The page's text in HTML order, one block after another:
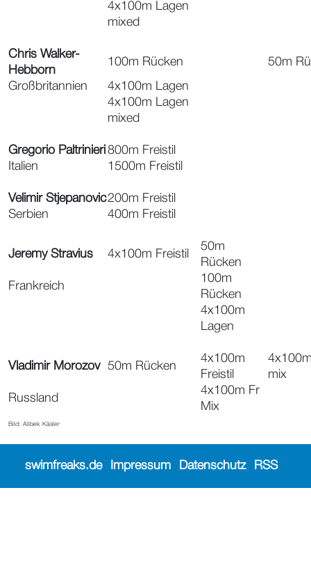
4x100m Lagen
mixed
Chris Walker-
Hebborn
100m Rücken 50m
Großbritannien
4x100m Lagen
4x100m Lagen
mixed
Gregorio Paltrinieri800m Freistil
Italien
1500m Freistil
Velimir Stjepanovic200m Freistil
Serbien
400m Freistil
Jeremy Stravius 4x100m Freistil
50m
Rücken
Frankreich
100m
Rücken
4x100m
Lagen
Vladimir Morozov 50m Rücken
4x100m
Freistil
mix
Russland
4x100m Fr
Mix
Bild: Alibek Käsler
swimfreaks.de Impressum Datenschutz RSS